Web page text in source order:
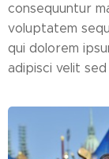
consequuntur
voluptatem
qui dolorem
adipisci velit sed